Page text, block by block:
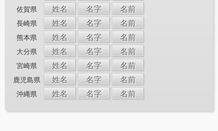
佐賀県 姓名 名字 名前
長崎県 姓名 名字 名前
熊本県 姓名 名字 名前
大分県 姓名 名字 名前
宮崎県 姓名 名字 名前
鹿児島県 姓名 名字 名前
沖縄県 姓名 名字 名前